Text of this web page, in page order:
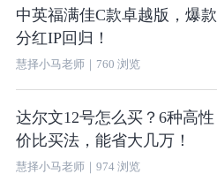
中英福满佳C款卓越版，爆款
分红IP回归！
慧择小马老师｜ 760 浏览
达尔文12号怎么买？6种高性
价比买法，能省大几万！
慧择小马老师｜ 974浏览